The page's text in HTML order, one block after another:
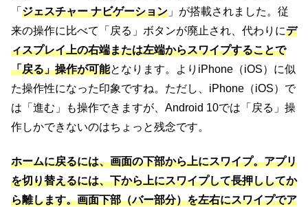
「 ジェスチャー ナビゲーション 」が搭載されました。従
来の操作に比べて「戻る」ボタンが廃止され、代わりにデ
ィスプレイ上の右端または左端からスワイプすることで
「戻る」操作が可能となります。よりiPhone（iOS）に似
た操作性になった印象ですね。ただし、iPhone（iOS）で
は「進む」も操作できますが、Android 10では「戻る」操
作しかできないのはちょっと残念です。
ホームに戻るには、画面の下部から上にスワイプ。アプリ
を切り替えるには、下から上にスワイプして長押ししてか
ら離します。画面下部（バー部分）を左右にスワイプでア